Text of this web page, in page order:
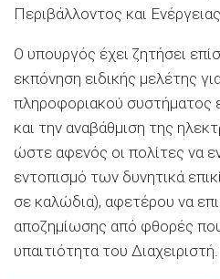
Περιβάλλοντος και Ενέργειας.
Ο υπουργός έχει ζητήσει
εκπόνηση ειδικής μελέτης
πληροφοριακού συστήματος
και την αναβάθμιση της
ώστε αφενός οι πολίτες να
εντοπισμό των δυνητικά
σε καλώδια), αφετέρου να
αποζημίωσης από φθορές
υπαιτιότητα του Διαχειριστή.